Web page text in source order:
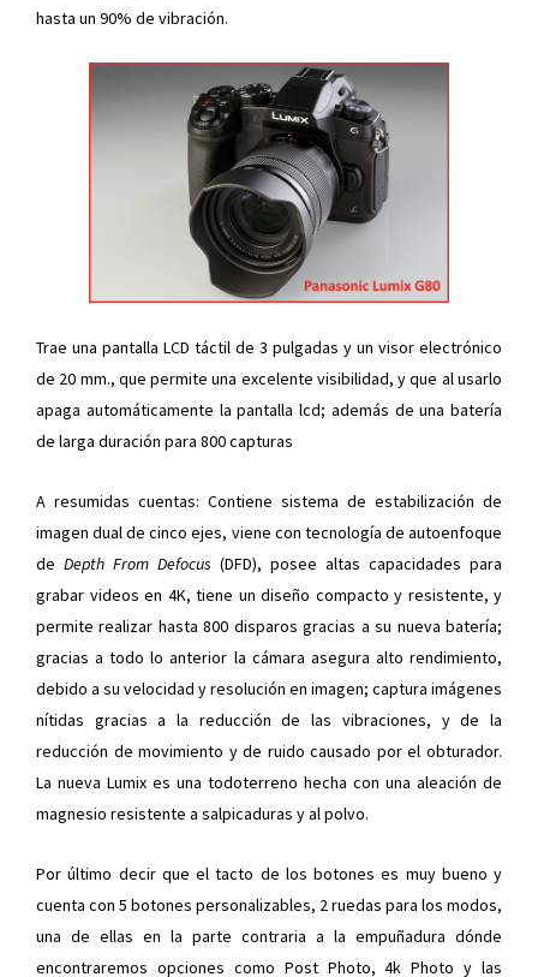
hasta un 90% de vibración.
Trae una pantalla LCD táctil de 3 pulgadas y un visor electrónico
de 20 mm., que permite una excelente visibilidad, y que al usarlo
apaga automáticamente la pantalla lcd; además de una batería
de larga duración para 800 capturas
A resumidas cuentas: Contiene sistema de estabilización de
imagen dual de cinco ejes, viene con tecnología de autoenfoque
de Depth From Defocus (DFD), posee altas capacidades para
grabar videos en 4K, tiene un diseño compacto y resistente, y
permite realizar hasta 800 disparos gracias a su nueva batería;
gracias a todo lo anterior la cámara asegura alto rendimiento,
debido a su velocidad y resolución en imagen; captura imágenes
nítidas gracias a la reducción de las vibraciones, y de la
reducción de movimiento y de ruido causado por el obturador.
La nueva Lumix es una todoterreno hecha con una aleación de
magnesio resistente a salpicaduras y al polvo.
Por último decir que el tacto de los botones es muy bueno y
cuenta con 5 botones personalizables, 2 ruedas para los modos,
una de ellas en la parte contraria a la empuñadura dónde
encontraremos opciones como Post Photo, 4k Photo y las